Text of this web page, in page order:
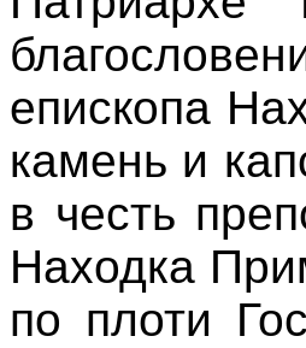
епископа
камень и
в честь
Находка
по плоти